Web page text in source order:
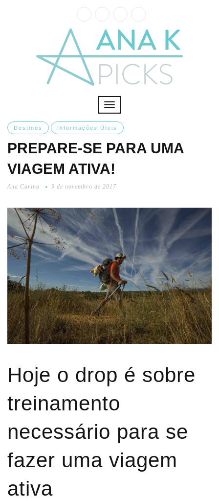
Toggle
navigation
Destinos Informações Úteis
PREPARE-SE PARA UMA
VIAGEM ATIVA!
Ana Carina 9 de novembro de 2017
Hoje o drop é sobre
treinamento
necessário para se
fazer uma viagem
ativa